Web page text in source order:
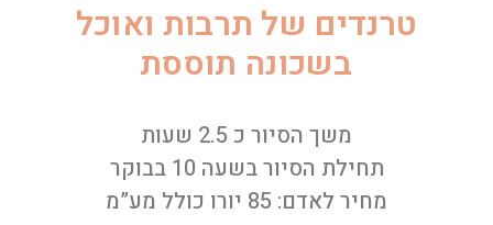
טרנדים של תרבות ואוכל
בשכונה תוססת
משך הסיור כ 2.5 שעות
תחילת הסיור בשעה 10 בבוקר
מחיר לאדם: 85 יורו כולל מע”מ